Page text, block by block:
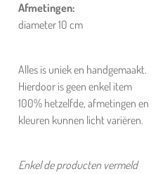
Afmetingen:
diameter 10 cm
Alles is uniek en handgemaakt.
Hierdoor is geen enkel item
100% hetzelfde, afmetingen en
kleuren kunnen licht variëren.
Enkel de producten vermeld